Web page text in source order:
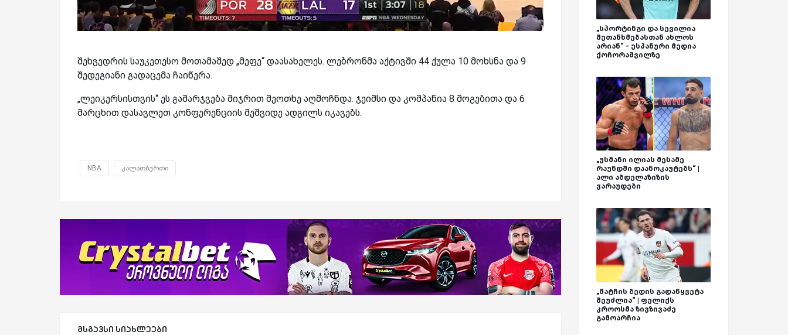
შეხვედრის საუკეთესო მოთამაშედ „მეფე“ დაასახელეს. ლებრონმა აქტივში 44 ქულა 10 მოხსნა და 9
შედეგიანი გადაცემა ჩაიწერა.
„ლეიკერსისთვის“ ეს გამარჯვება მიჯრით მეოთხე აღმოჩნდა. ჯეიმსი და კომპანია 8 მოგებითა და 6
მარცხით დასავლეთ კონფერენციის მეშვიდე ადგილს იკავებს.
NBA კალათბურთი
მსგავსი სიახლეები
„სპორტინგი და სევილია
შეთანხმებასთან ახლოს
არიან“ - ესპანური მედია
ქოჩორაშვილზე
„უსმანი ილიას მესამე
რაუნდში დაანოკაუტებს“ |
ალი აბდელაზიზის
ვარაუდები
„მატჩის ბედის გადაწყვეტა
შეუძლია“ | ფელიქს
კროოსმა ზივზივაძე
გამოარჩია